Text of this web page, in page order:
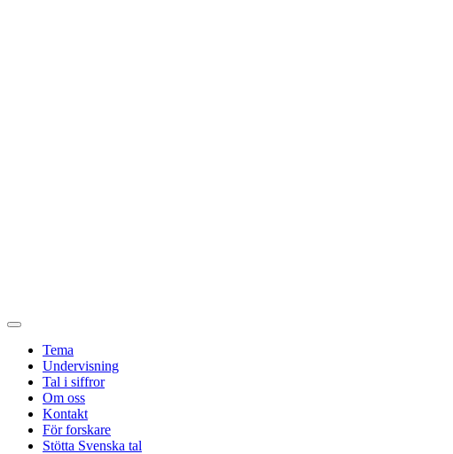
Tema
Undervisning
Tal i siffror
Om oss
Kontakt
För forskare
Stötta Svenska tal